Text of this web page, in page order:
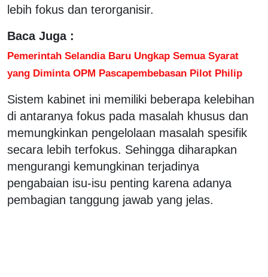
lebih fokus dan terorganisir.
Baca Juga :
Pemerintah Selandia Baru Ungkap Semua Syarat
yang Diminta OPM Pascapembebasan Pilot Philip
Sistem kabinet ini memiliki beberapa kelebihan
di antaranya fokus pada masalah khusus dan
memungkinkan pengelolaan masalah spesifik
secara lebih terfokus. Sehingga diharapkan
mengurangi kemungkinan terjadinya
pengabaian isu-isu penting karena adanya
pembagian tanggung jawab yang jelas.